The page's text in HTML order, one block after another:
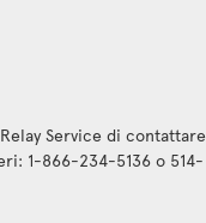
Service di contattare
1-866-234-5136 o 514-